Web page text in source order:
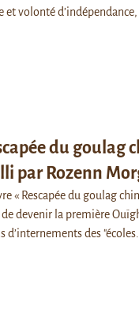
et volonté d’indépendance,
du goulag
par Rozenn
« Rescapée du goulag
devenir la première
d’internements des "écoles…